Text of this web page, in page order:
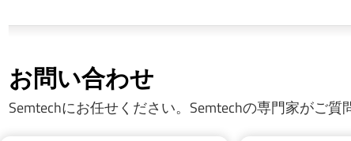
お問い合わせ
Semtechにお任せください。Semtechの専門家がご質